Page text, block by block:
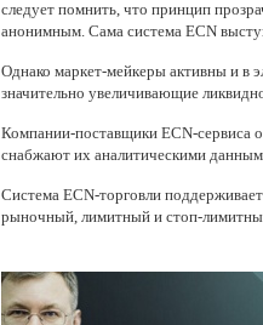
следует помнить, что принцип
анонимным. Сама система ECN
Однако маркет-мейкеры активны и в
значительно увеличивающие
Компании-поставщики ECN-сервиса
снабжают их аналитическими
Система ECN-торговли
рыночный, лимитный и стоп-